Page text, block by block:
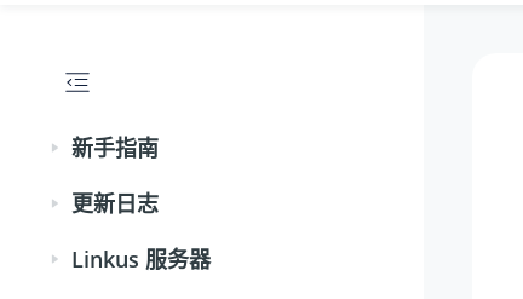
新手指南
更新日志
Linkus 服务器